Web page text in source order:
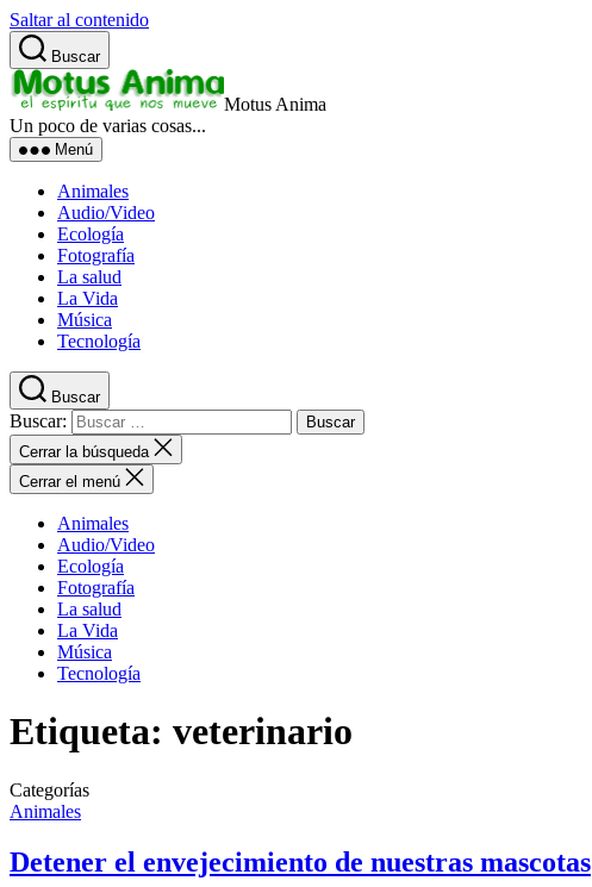
Saltar al contenido
Buscar
Motus Anima
Un poco de varias cosas...
Menú
Animales
Audio/Video
Ecología
Fotografía
La salud
La Vida
Música
Tecnología
Buscar
Buscar:
Cerrar la búsqueda
Cerrar el menú
Animales
Audio/Video
Ecología
Fotografía
La salud
La Vida
Música
Tecnología
Etiqueta: veterinario
Categorías
Animales
Detener el envejecimiento de nuestras mascotas